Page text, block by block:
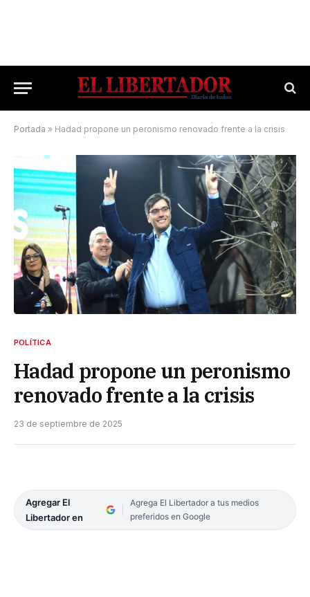
Portada » Hadad propone un peronismo renovado frente a la crisis
POLÍTICA
Hadad propone un peronismo
renovado frente a la crisis
23 de septiembre de 2025
Agregar El
Libertador en
Agrega El Libertador a tus medios
preferidos en Google